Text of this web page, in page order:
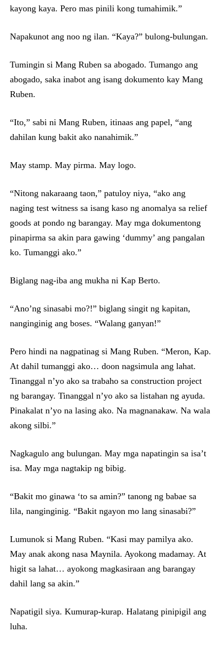
kayong kaya. Pero mas pinili kong tumahimik.”
Napakunot ang noo ng ilan. “Kaya?” bulong-bulungan.
Tumingin si Mang Ruben sa abogado. Tumango ang
abogado, saka inabot ang isang dokumento kay Mang
Ruben.
“Ito,” sabi ni Mang Ruben, itinaas ang papel, “ang
dahilan kung bakit ako nanahimik.”
May stamp. May pirma. May logo.
“Nitong nakaraang taon,” patuloy niya, “ako ang
naging test witness sa isang kaso ng anomalya sa relief
goods at pondo ng barangay. May mga dokumentong
pinapirma sa akin para gawing ‘dummy’ ang pangalan
ko. Tumanggi ako.”
Biglang nag-iba ang mukha ni Kap Berto.
“Ano’ng sinasabi mo?!” biglang singit ng kapitan,
nanginginig ang boses. “Walang ganyan!”
Pero hindi na nagpatinag si Mang Ruben. “Meron, Kap.
At dahil tumanggi ako… doon nagsimula ang lahat.
Tinanggal n’yo ako sa trabaho sa construction project
ng barangay. Tinanggal n’yo ako sa listahan ng ayuda.
Pinakalat n’yo na lasing ako. Na magnanakaw. Na wala
akong silbi.”
Nagkagulo ang bulungan. May mga napatingin sa isa’t
isa. May mga nagtakip ng bibig.
“Bakit mo ginawa ‘to sa amin?” tanong ng babae sa
lila, nanginginig. “Bakit ngayon mo lang sinasabi?”
Lumunok si Mang Ruben. “Kasi may pamilya ako.
May anak akong nasa Maynila. Ayokong madamay. At
higit sa lahat… ayokong magkasiraan ang barangay
dahil lang sa akin.”
Napatigil siya. Kumurap-kurap. Halatang pinipigil ang
luha.